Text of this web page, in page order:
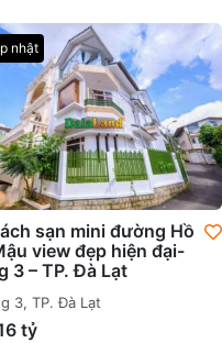
nhật
sạn mini đường Hồ
view đẹp hiện đại-
3 – TP. Đà Lạt
3, TP. Đà Lạt
tỷ